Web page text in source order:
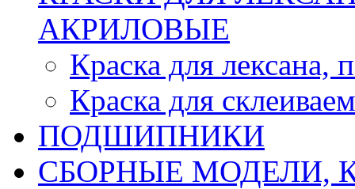
АКРИЛОВЫЕ
Краска для лексана,
Краска для
ПОДШИПНИКИ
CБОРНЫЕ МОДЕЛИ,